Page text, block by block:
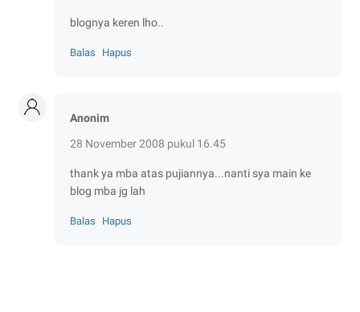
blognya keren lho..
Balas Hapus
Anonim
28 November 2008 pukul 16.45
thank ya mba atas pujiannya...nanti sya main ke
blog mba jg lah
Balas Hapus